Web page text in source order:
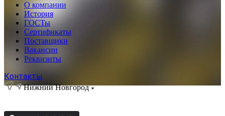
О компании
История
ГОСТы
Сертификаты
Поставщики
Вакансии
Реквизиты
Контакты
Нижний Новгород